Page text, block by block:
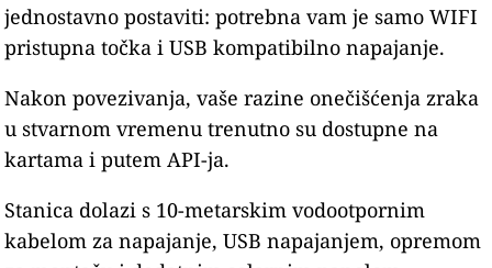
jednostavno postaviti: potrebna vam je samo WIFI
pristupna točka i USB kompatibilno napajanje.
Nakon povezivanja, vaše razine onečišćenja zraka
u stvarnom vremenu trenutno su dostupne na
kartama i putem API-ja.
Stanica dolazi s 10-metarskim vodootpornim
kabelom za napajanje, USB napajanjem, opremom